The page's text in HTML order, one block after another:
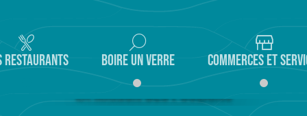
RESTAURANTS BOIRE UN VERRE COMMERCES ET
La Maison des Poulains